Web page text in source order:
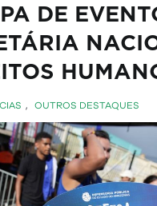
DE
, OUTROS DESTAQUES